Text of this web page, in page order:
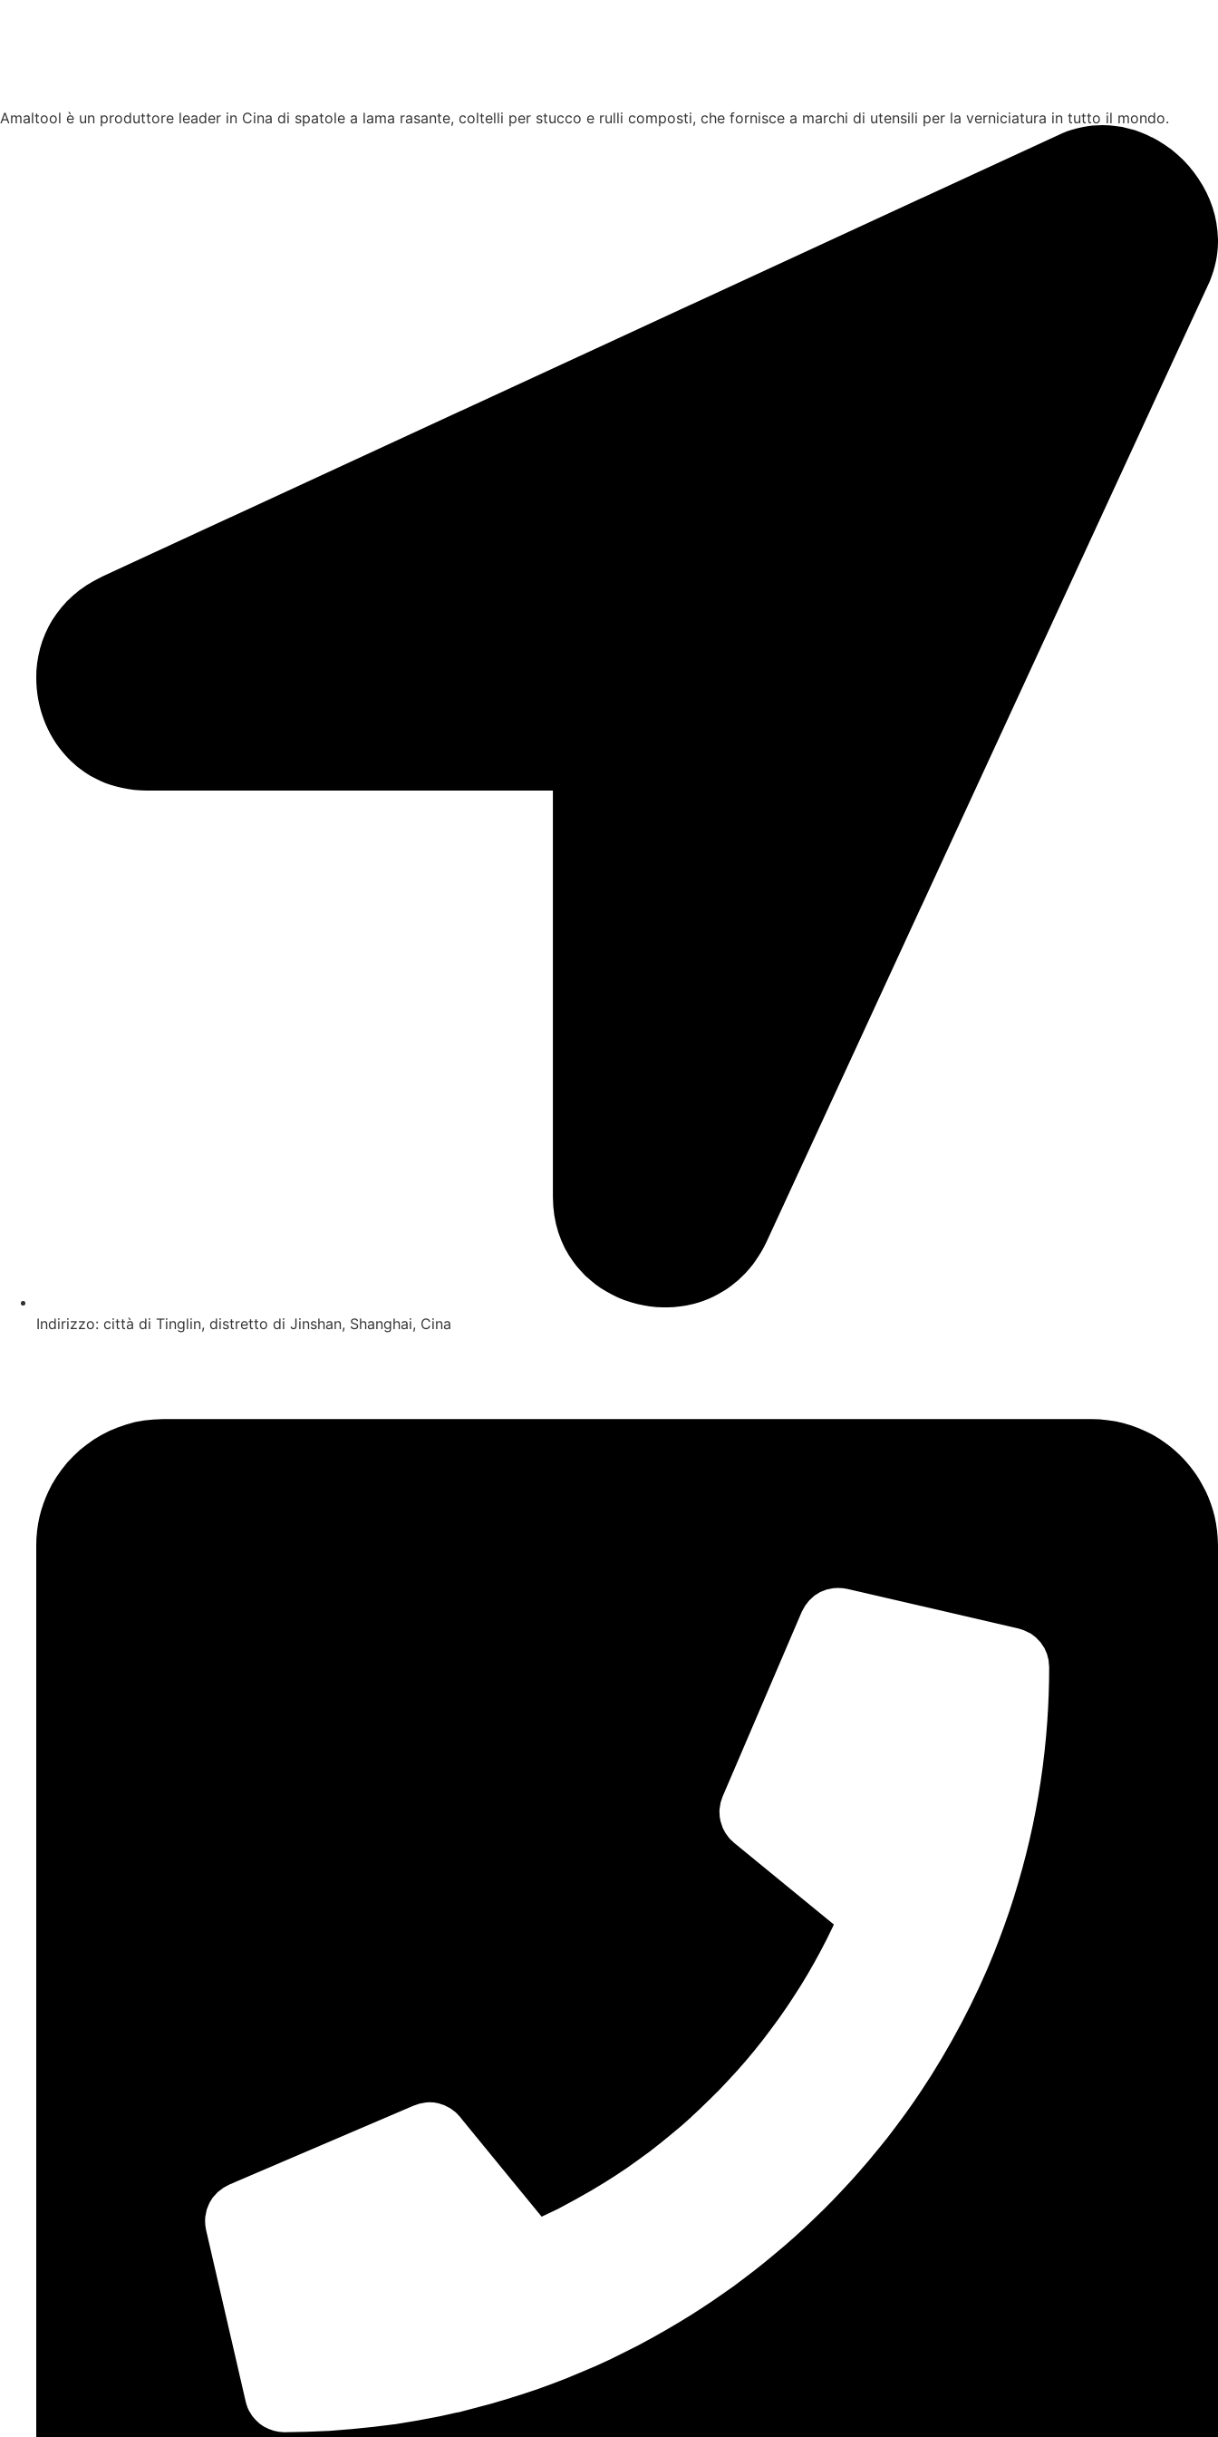
Amaltool è un produttore leader in Cina di spatole a lama rasante, coltelli per stucco e rulli composti, che fornisce a marchi di utensili per la verniciatura in tutto il mondo.
Indirizzo: città di Tinglin, distretto di Jinshan, Shanghai, Cina